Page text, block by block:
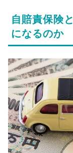
自賠責保険
になるのか